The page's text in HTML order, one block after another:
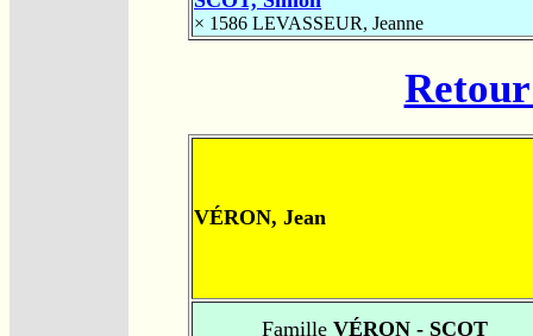
× 1586 LEVASSEUR, Jeanne
VÉRON, Jean
FamilleVÉRON - SCOT